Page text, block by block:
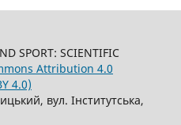
SPORT: SCIENTIFIC
Attribution 4.0
4.0)
вул. Інститутська,